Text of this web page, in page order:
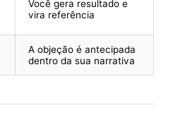
Você gera resultado e
vira referência
A objeção é antecipada
dentro da sua narrativa